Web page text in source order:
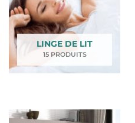
LINGE DE LIT
15 PRODUITS